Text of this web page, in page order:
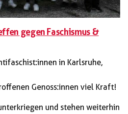
gegen Faschismus &
in Karlsruhe,
Genoss:innen viel Kraft!
und stehen weiterhin